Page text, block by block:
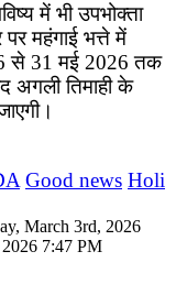
में भी उपभोक्ता
महंगाई भत्ते में
से 31 मई 2026 तक
अगली तिमाही के
Good news Holi
March 3rd, 2026
7:47 PM